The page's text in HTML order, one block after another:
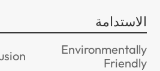
الاستدامة
Environmentally
Friendly